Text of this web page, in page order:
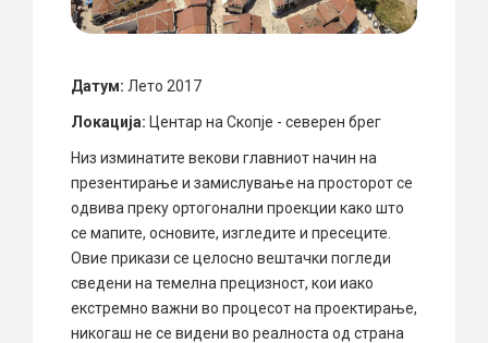
Датум: Лето 2017
Локација: Центар на Скопје - северен брег
Низ изминатите векови главниот начин на
презентирање и замислување на просторот се
одвива преку ортогонални проекции како што
се мапите, основите, изгледите и пресеците.
Овие прикази се целосно вештачки погледи
сведени на темелна прецизност, кои иако
екстремно важни во процесот на проектирање,
никогаш не се видени во реалноста од страна